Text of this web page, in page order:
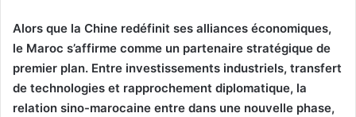
Alors que la Chine redéfinit ses alliances économiques,
le Maroc s’affirme comme un partenaire stratégique de
premier plan. Entre investissements industriels, transfert
de technologies et rapprochement diplomatique, la
relation sino-marocaine entre dans une nouvelle phase,